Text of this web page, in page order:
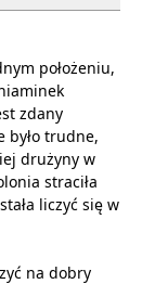
położeniu,
zdany
było trudne,
drużyny w
straciła
liczyć się w
na dobry